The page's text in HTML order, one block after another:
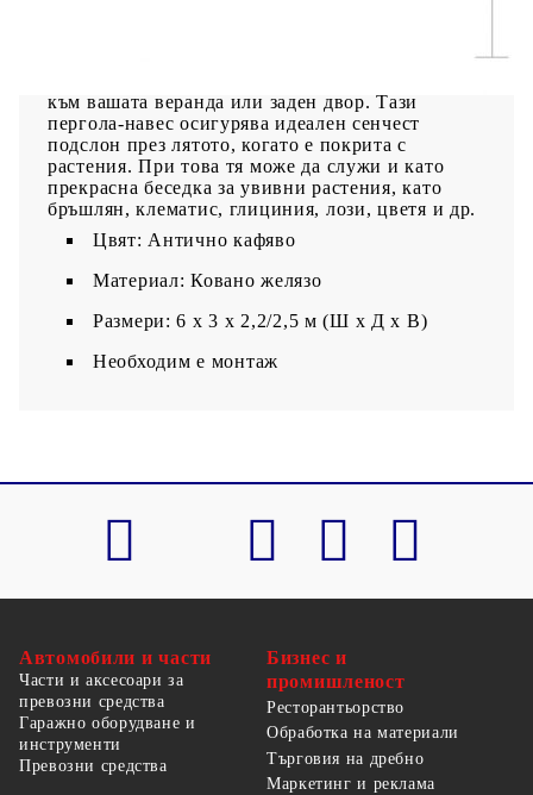
към вашата веранда или заден двор. Тази
пергола-навес осигурява идеален сенчест
подслон през лятото, когато е покрита с
растения. При това тя може да служи и като
прекрасна беседка за увивни растения, като
бръшлян, клематис, глициния, лози, цветя и др.
Цвят: Антично кафяво
Материал: Ковано желязо
Размери: 6 х 3 х 2,2/2,5 м (Ш x Д x В)
Необходим е монтаж
Автомобили и части
Части и аксесоари за
превозни средства
Гаражно оборудване и
инструменти
Превозни средства
Бизнес и
промишленост
Ресторантьорство
Обработка на материали
Търговия на дребно
Маркетинг и реклама